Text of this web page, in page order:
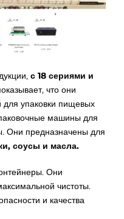
с 18 сериями и
что они
упаковки пищевых
машины для
Они предназначены для
соусы и масла.
Они
чистоты.
и качества